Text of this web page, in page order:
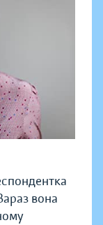
вона